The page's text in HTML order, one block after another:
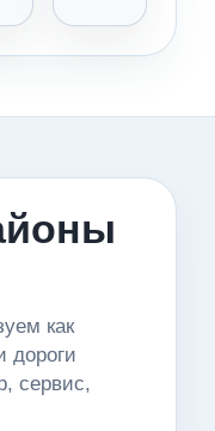
как
дороги
сервис,